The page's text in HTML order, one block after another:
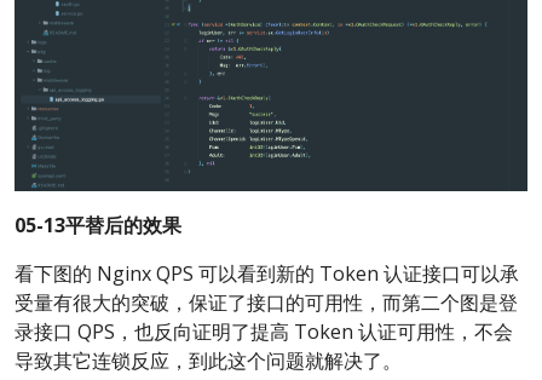
05-13平替后的效果
看下图的 Nginx QPS 可以看到新的 Token 认证接口可以承
受量有很大的突破，保证了接口的可用性，而第二个图是登
录接口 QPS，也反向证明了提高 Token 认证可用性，不会
导致其它连锁反应，到此这个问题就解决了。